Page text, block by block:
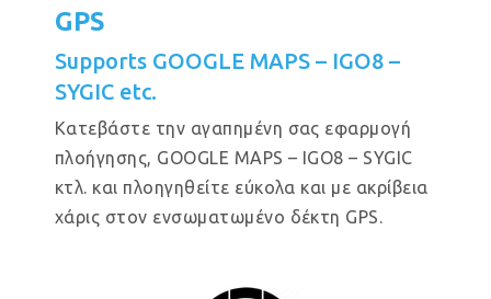
GPS
Supports GOOGLE MAPS – IGO8 –
SYGIC etc.
Κατεβάστε την αγαπημένη σας εφαρμογή
πλοήγησης, GOOGLE MAPS – IGO8 – SYGIC
κτλ. και πλοηγηθείτε εύκολα και με ακρίβεια
χάρις στον ενσωματωμένο δέκτη GPS.